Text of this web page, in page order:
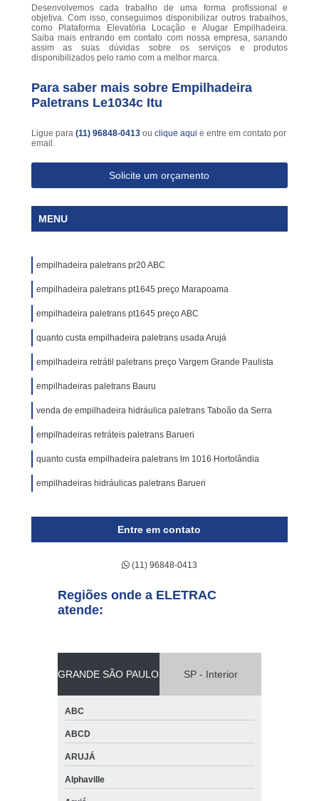
Desenvolvemos cada trabalho de uma forma profissional e
objetiva. Com isso, conseguimos disponibilizar outros trabalhos,
como Plataforma Elevatória Locação e Alugar Empilhadeira.
Saiba mais entrando em contato com nossa empresa, sanando
assim as suas dúvidas sobre os serviços e produtos
disponibilizados pelo ramo com a melhor marca.
Para saber mais sobre Empilhadeira
Paletrans Le1034c Itu
Ligue para (11) 96848-0413 ou clique aqui e entre em contato por
email.
Solicite um orçamento
MENU
empilhadeira paletrans pr20 ABC
empilhadeira paletrans pt1645 preço Marapoama
empilhadeira paletrans pt1645 preço ABC
quanto custa empilhadeira paletrans usada Arujá
empilhadeira retrátil paletrans preço Vargem Grande Paulista
empilhadeiras paletrans Bauru
venda de empilhadeira hidráulica paletrans Taboão da Serra
empilhadeiras retráteis paletrans Barueri
quanto custa empilhadeira paletrans lm 1016 Hortolândia
empilhadeiras hidráulicas paletrans Barueri
Entre em contato
(11) 96848-0413
Regiões onde a ELETRAC
atende:
GRANDE SÃO PAULO SP - Interior
ABC
ABCD
ARUJÁ
Alphaville